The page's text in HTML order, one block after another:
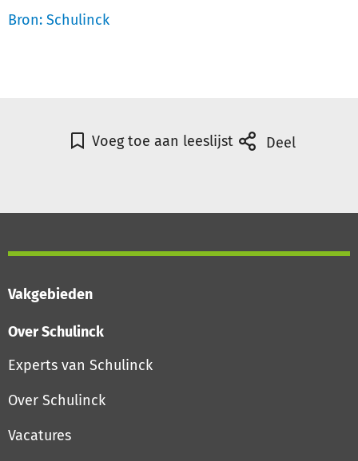
Bron: Schulinck
Voeg toe aan leeslijst Deel
Vakgebieden
Over Schulinck
Experts van Schulinck
Over Schulinck
Vacatures